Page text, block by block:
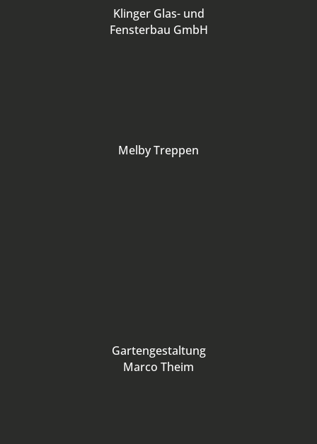
Klinger Glas- und
Fensterbau GmbH
Melby Treppen
Gartengestaltung
Marco Theim